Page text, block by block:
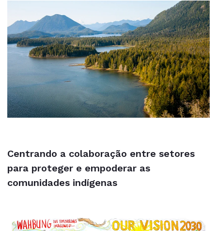
Centrando a colaboração entre setores
para proteger e empoderar as
comunidades indígenas